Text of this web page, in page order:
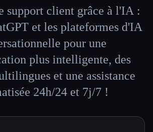
🎬Créateurs
support client grâce à l'IA :
et les plateformes d'IA
pour une
plus intelligente, des
et une assistance
24h/24 et 7j/7 !